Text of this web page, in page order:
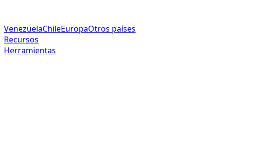
VenezuelaChileEuropaOtros países
Recursos
Herramientas